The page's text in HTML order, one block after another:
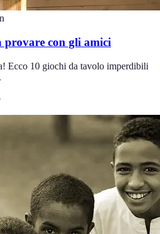
provare con gli amici
Ecco 10 giochi da tavolo imperdibili